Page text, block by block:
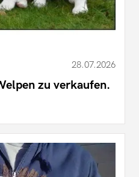
28.07.2026
zu verkaufen.